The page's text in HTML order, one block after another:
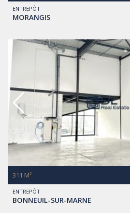
ENTREPÔT
MORANGIS
ENTREPÔT
BONNEUIL-SUR-MARNE
311 M²